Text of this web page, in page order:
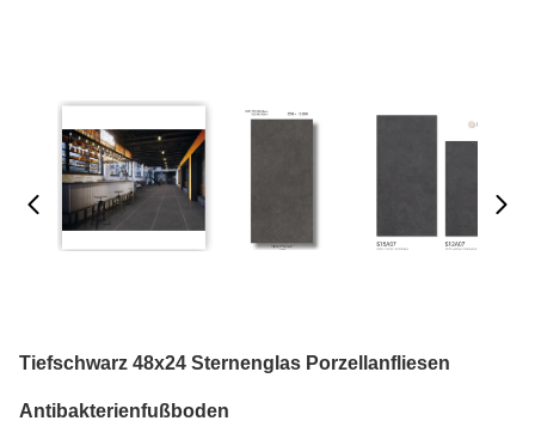
Tiefschwarz 48x24 Sternenglas Porzellanfliesen
Antibakterienfußboden